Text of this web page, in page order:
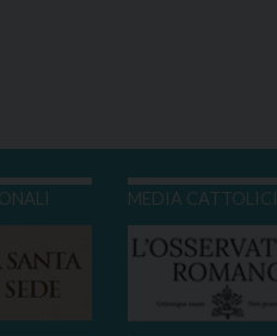
MEDIA CATTOLICI